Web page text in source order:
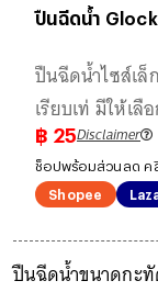
ปืนฉีดน้ำ Glock
ปืนฉีดน้ำไซส์เล็
เรียบเท่ มีให้เลื
฿ 25Disclaimer
ช็อปพร้อมส่วนลด ค
Shopee
ปืนฉีดน้ำขนาดกะ